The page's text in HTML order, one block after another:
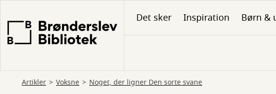
hovedindhold
Det sker Inspiration Børn &
Artikler Voksne Noget, der ligner Den sorte svane